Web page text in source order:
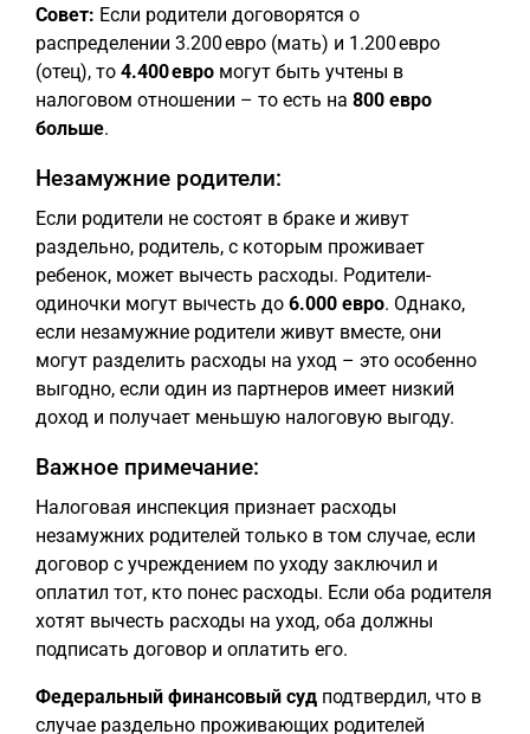
Совет: Если родители договорятся о
распределении 3.200 евро (мать) и 1.200 евро
(отец), то 4.400 евро могут быть учтены в
налоговом отношении – то есть на 800 евро
больше.
Незамужние родители:
Если родители не состоят в браке и живут
раздельно, родитель, с которым проживает
ребенок, может вычесть расходы. Родители-
одиночки могут вычесть до 6.000 евро. Однако,
если незамужние родители живут вместе, они
могут разделить расходы на уход – это особенно
выгодно, если один из партнеров имеет низкий
доход и получает меньшую налоговую выгоду.
Важное примечание:
Налоговая инспекция признает расходы
незамужних родителей только в том случае, если
договор с учреждением по уходу заключил и
оплатил тот, кто понес расходы. Если оба родителя
хотят вычесть расходы на уход, оба должны
подписать договор и оплатить его.
Федеральный финансовый суд подтвердил, что в
случае раздельно проживающих родителей